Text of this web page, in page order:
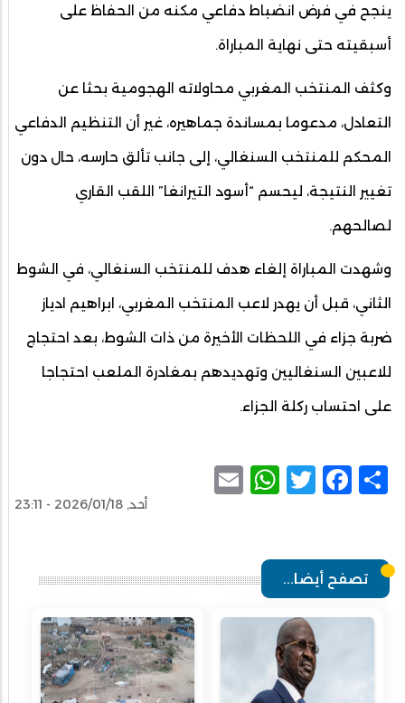
ينجح في فرض انضباط دفاعي مكنه من الحفاظ على
أسبقيته حتى نهاية المباراة.
وكثف المنتخب المغربي محاولاته الهجومية بحثا عن
التعادل، مدعوما بمساندة جماهيره، غير أن التنظيم الدفاعي
المحكم للمنتخب السنغالي، إلى جانب تألق حارسه، حال دون
تغيير النتيجة، ليحسم “أسود التيرانغا” اللقب القاري
لصالحهم.
وشهدت المباراة إلغاء هدف للمنتخب السنغالي، في الشوط
الثاني، قبل أن يهدر لاعب المنتخب المغربي، ابراهيم ادياز
ضربة جزاء في اللحظات الأخيرة من ذات الشوط، بعد احتجاج
للاعبين السنغاليين وتهديدهم بمغادرة الملعب احتجاجا
على احتساب ركلة الجزاء.
Share
Facebook
Twitter
WhatsApp
أحد, 2026/01/18 - 23:11
تصفح أيضا...